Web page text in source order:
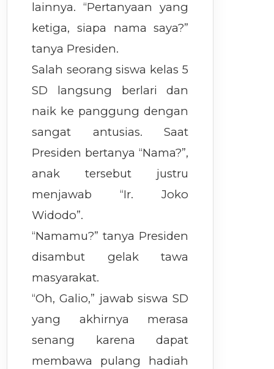
lainnya. “Pertanyaan yang
ketiga, siapa nama saya?”
tanya Presiden.
Salah seorang siswa kelas 5
SD langsung berlari dan
naik ke panggung dengan
sangat antusias. Saat
Presiden bertanya “Nama?”,
anak tersebut justru
menjawab “Ir. Joko
Widodo”.
“Namamu?” tanya Presiden
disambut gelak tawa
masyarakat.
“Oh, Galio,” jawab siswa SD
yang akhirnya merasa
senang karena dapat
membawa pulang hadiah